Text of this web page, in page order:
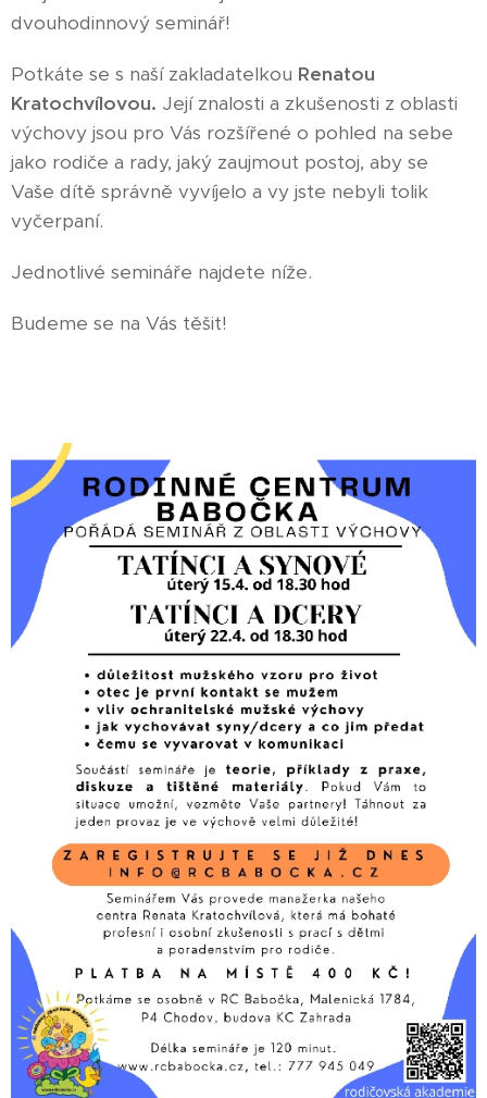
dvouhodinnový seminář!
Potkáte se s naší zakladatelkou Renatou
Kratochvílovou. Její znalosti a zkušenosti z oblasti
výchovy jsou pro Vás rozšířené o pohled na sebe
jako rodiče a rady, jaký zaujmout postoj, aby se
Vaše dítě správně vyvíjelo a vy jste nebyli tolik
vyčerpaní.
Jednotlivé semináře najdete níže.
Budeme se na Vás těšit!